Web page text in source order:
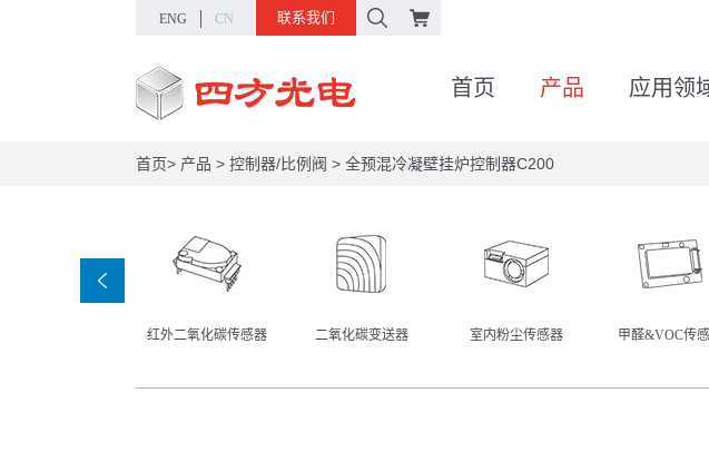
ENG CN 联系我们
首页 产品 应用领
首页> 产品 > 控制器/比例阀 > 全预混冷凝壁挂炉控制器C200
红外二氧化碳传感器 二氧化碳变送器 室内粉尘传感器 甲醛&VOC传